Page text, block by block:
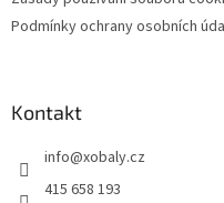
Podmínky ochrany osobních
Kontakt
info@xobaly.cz
415 658 193